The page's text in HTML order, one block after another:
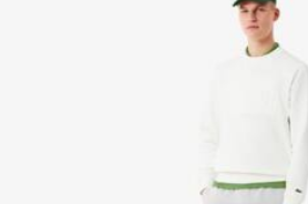
1 poche extérieure zippée